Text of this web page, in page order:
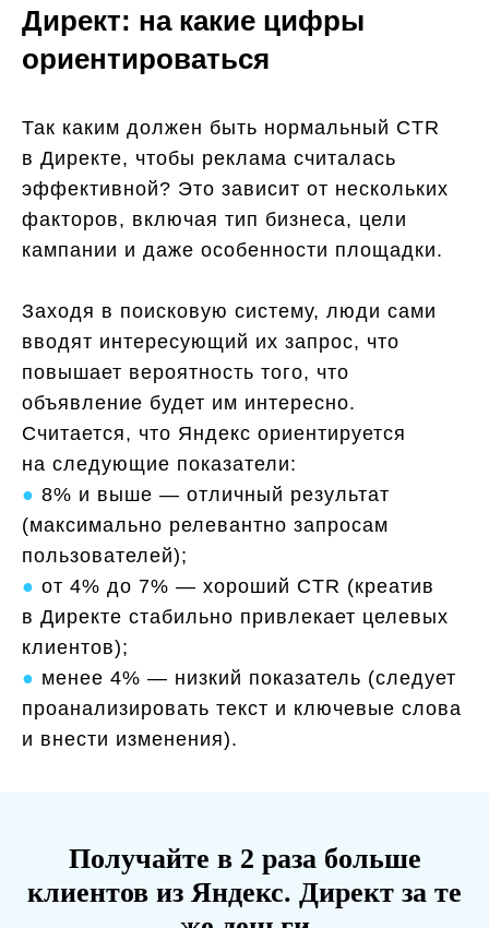
Директ: на какие цифры
ориентироваться
Так каким должен быть нормальный CTR
в Директе, чтобы реклама считалась
эффективной? Это зависит от нескольких
факторов, включая тип бизнеса, цели
кампании и даже особенности площадки.
Заходя в поисковую систему, люди сами
вводят интересующий их запрос, что
повышает вероятность того, что
объявление будет им интересно.
Считается, что Яндекс ориентируется
на следующие показатели:
● 8% и выше — отличный результат
(максимально релевантно запросам
пользователей);
● от 4% до 7% — хороший CTR (креатив
в Директе стабильно привлекает целевых
клиентов);
● менее 4% — низкий показатель (следует
проанализировать текст и ключевые слова
и внести изменения).
Получайте в 2 раза больше
клиентов из Яндекс. Директ за те